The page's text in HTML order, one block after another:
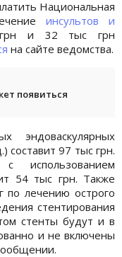
Национальная
инсультов и
и 32 тыс грн
на сайте ведомства.
появиться
эндоваскулярных
составит 97 тыс грн.
использованием
54 тыс грн. Также
по лечению острого
стентирования
стенты будут и в
и не включены